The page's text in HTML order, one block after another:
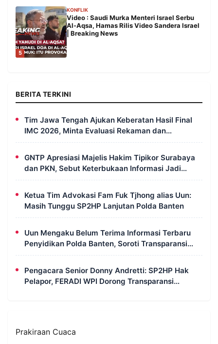
5
KONFLIK
Video : Saudi Murka Menteri Israel Serbu
Al-Aqsa, Hamas Rilis Video Sandera Israel
| Breaking News
BERITA TERKINI
Tim Jawa Tengah Ajukan Keberatan Hasil Final
IMC 2026, Minta Evaluasi Rekaman dan
Scorecard Juri
GNTP Apresiasi Majelis Hakim Tipikor Surabaya
dan PKN, Sebut Keterbukaan Informasi Jadi
Instrumen Pengawasan Korupsi
Ketua Tim Advokasi Fam Fuk Tjhong alias Uun:
Masih Tunggu SP2HP Lanjutan Polda Banten
Uun Mengaku Belum Terima Informasi Terbaru
Penyidikan Polda Banten, Soroti Transparansi
Perkara
Pengacara Senior Donny Andretti: SP2HP Hak
Pelapor, FERADI WPI Dorong Transparansi
Prakiraan Cuaca